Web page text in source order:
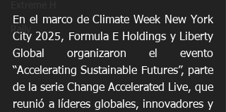
Rally
En el marco de Climate Week New York
City 2025, Formula E Holdings y Liberty
Global organizaron el evento
“Accelerating Sustainable Futures”, parte
de la serie Change Accelerated Live, que
reunió a líderes globales, innovadores y